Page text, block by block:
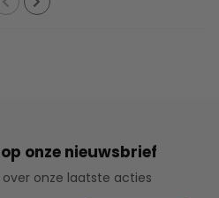
onze nieuwsbrief
onze laatste acties